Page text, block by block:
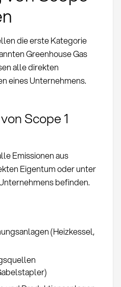
die erste Kategorie
Greenhouse Gas
alle direkten
eines Unternehmens.
Scope 1
Emissionen aus
Eigentum oder unter
befinden.
(Heizkessel,